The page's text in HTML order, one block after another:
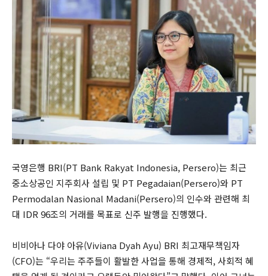
국영은행 BRI(PT Bank Rakyat Indonesia, Persero)는 최근
중소상공인 지주회사 설립 및 PT Pegadaian(Persero)와 PT
Permodalan Nasional Madani(Persero)의 인수와 관련해 최
대 IDR 96조의 거래를 목표로 신주 발행을 진행했다.
비비아나 다야 아유(Viviana Dyah Ayu) BRI 최고재무책임자
(CFO)는 “우리는 주주들이 활발한 사업을 통해 경제적, 사회적 혜